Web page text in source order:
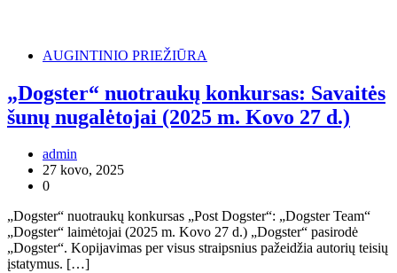
AUGINTINIO PRIEŽIŪRA
„Dogster“ nuotraukų konkursas: Savaitės
šunų nugalėtojai (2025 m. Kovo 27 d.)
admin
27 kovo, 2025
0
„Dogster“ nuotraukų konkursas „Post Dogster“: „Dogster Team“
„Dogster“ laimėtojai (2025 m. Kovo 27 d.) „Dogster“ pasirodė
„Dogster“. Kopijavimas per visus straipsnius pažeidžia autorių teisių
įstatymus. […]